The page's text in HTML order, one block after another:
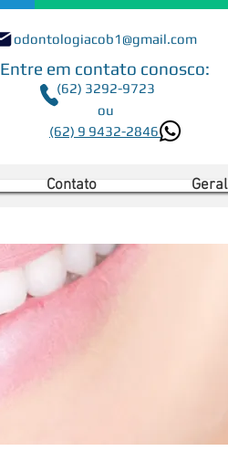
Contato Geral
odontologiacob1@gmail.com
Entre em contato conosco:
(62) 3292-9723
(62) 9 9432-2846
ou